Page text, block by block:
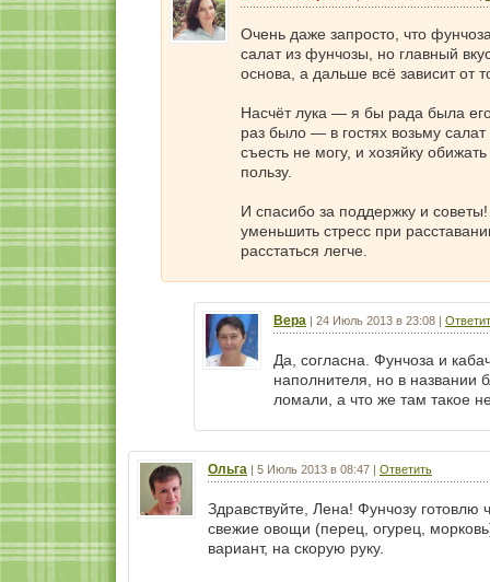
Очень даже запросто, что
салат из фунчозы, но главный
основа, а дальше всё зависит от
Насчёт лука — я бы рада была
раз было — в гостях возьму
съесть не могу, и хозяйку
пользу.
И спасибо за поддержку и
уменьшить стресс при
расстаться легче.
Вера | 24 Июль 2013 в 23:08 |
Да, согласна. Фунчоза и
наполнителя, но в названии
ломали, а что же там такое
Ольга | 5 Июль 2013 в 08:47 | Ответить
Здравствуйте, Лена! Фунчозу
свежие овощи (перец, огурец,
вариант, на скорую руку.